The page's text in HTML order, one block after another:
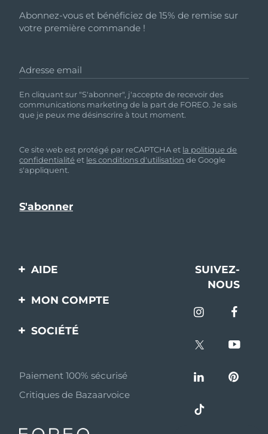
Abonnez-vous et bénéficiez de 15% de remise sur
votre première commande !
Adresse email
En cliquant sur "S'abonner", j'accepte de recevoir des
communications marketing de la part de FOREO. Je sais
que je peux me désinscrire à tout moment.
Ce site web est protégé par reCAPTCHA et la politique de
confidentialité et les conditions d'utilisation de Google
s'appliquent.
AIDE
Contactez-nous
livraisons
Questions et réponses
Informations sur la
SUIVEZ-
NOUS
MON COMPTE
Enregistrement produit
SOCIÉTÉ
Programme d’affiliation
Nouvelles d'affiliation
Paiement 100% sécurisé
Critiques de Bazaarvoice